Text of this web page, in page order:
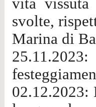
vita
svolte,
Marina di
02.12.2023: